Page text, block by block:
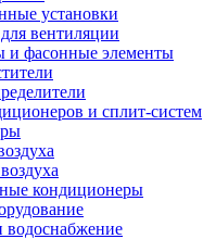
установки
вентиляции
и фасонные элементы
и сплит-систем
кондиционеры
водоснабжение